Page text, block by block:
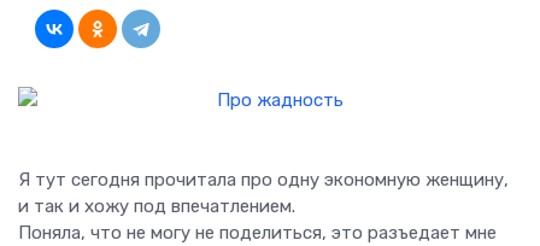
Я тут сегодня прочитала про одну экономную женщину,
и так и хожу под впечатлением.
Поняла, что не могу не поделиться, это разъедает мне